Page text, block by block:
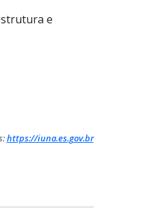
e
https://iuna.es.gov.br